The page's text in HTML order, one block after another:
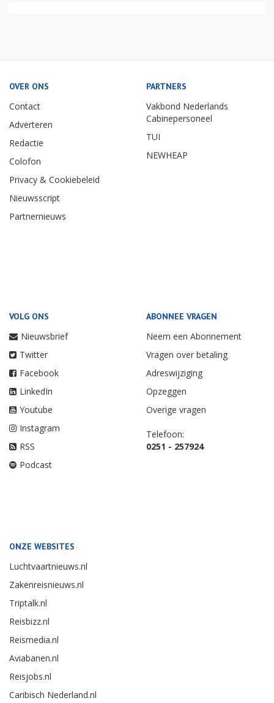
OVER ONS
Contact
Adverteren
Redactie
Colofon
Privacy & Cookiebeleid
Nieuwsscript
Partnernieuws
PARTNERS
Vakbond Nederlands
Cabinepersoneel
TUI
NEWHEAP
VOLG ONS
Nieuwsbrief
Twitter
Facebook
LinkedIn
Youtube
Instagram
RSS
Podcast
ABONNEE VRAGEN
Neem een Abonnement
Vragen over betaling
Adreswijziging
Opzeggen
Overige vragen
Telefoon:
0251 - 257924
ONZE WEBSITES
Luchtvaartnieuws.nl
Zakenreisnieuws.nl
Triptalk.nl
Reisbizz.nl
Reismedia.nl
Aviabanen.nl
Reisjobs.nl
Caribisch Nederland.nl